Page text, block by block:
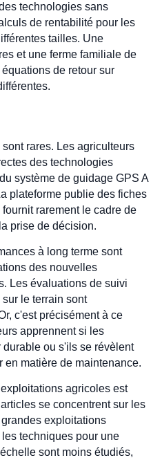
technologies sans
de rentabilité pour les
tailles. Une
et une ferme familiale de
de retour sur
rares. Les agriculteurs
des technologies
système de guidage GPS A
plateforme publie des fiches
rarement le cadre de
prise de décision.
à long terme sont
des nouvelles
Les évaluations de suivi
le terrain sont
c'est précisément à ce
apprennent si les
ou s'ils se révèlent
en matière de maintenance.
agricoles est
se concentrent sur les
exploitations
techniques pour une
sont moins étudiés,